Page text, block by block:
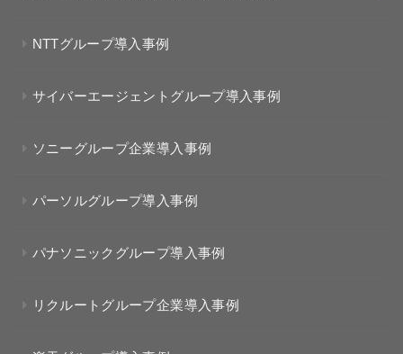
NTTグループ導入事例
サイバーエージェントグループ導入事例
ソニーグループ企業導入事例
パーソルグループ導入事例
パナソニックグループ導入事例
リクルートグループ企業導入事例